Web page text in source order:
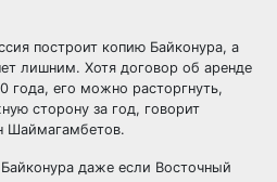
построит копию Байконура, а
лишним. Хотя договор об аренде
года, его можно расторгнуть,
сторону за год, говорит
Шаймагамбетов.
даже если Восточный